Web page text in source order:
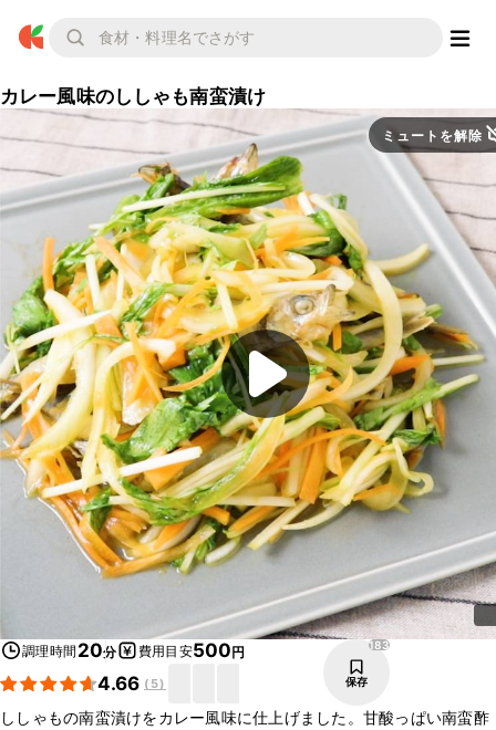
カレー風味のししゃも南蛮漬け
ミュートを解除
調理時間 20分 費用目安500円
4.66 ( 5)
183
保存
ししゃもの南蛮漬けをカレー風味に仕上げました。甘酸っぱい南蛮酢